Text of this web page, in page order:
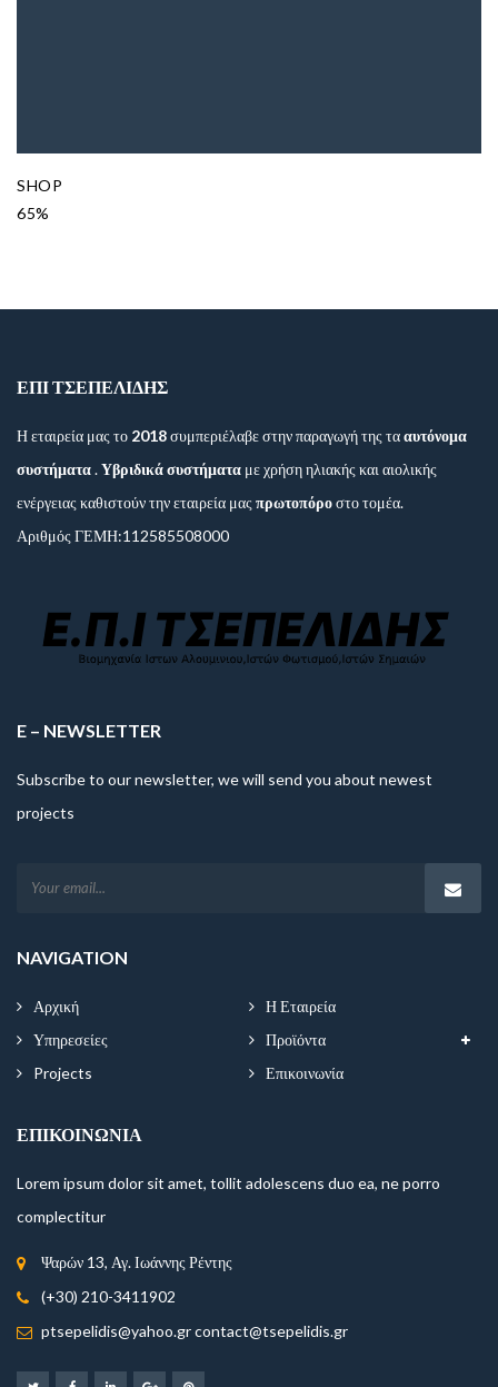
SHOP
65%
ΕΠΙ ΤΣΕΠΕΛΙΔΗΣ
Η εταιρεία μας το 2018συμπεριέλαβε στην παραγωγή της τααυτόνομα
συστήματα.Υβριδικά συστήματα με χρήση ηλιακής και αιολικής
ενέργειας καθιστούν την εταιρεία μας πρωτοπόροστο τομέα.
Αριθμός ΓΕΜΗ:112585508000
E – NEWSLETTER
Subscribe to our newsletter, we will send you about newest
projects
NAVIGATION
Αρχική
Η Εταιρεία
Υπηρεσείες
Προϊόντα
Projects
Επικοινωνία
ΕΠΙΚΟΙΝΩΝΊΑ
Lorem ipsum dolor sit amet, tollit adolescens duo ea, ne porro
complectitur
Ψαρών 13, Αγ. Ιωάννης Ρέντης
(+30) 210-3411902
ptsepelidis@yahoo.gr contact@tsepelidis.gr